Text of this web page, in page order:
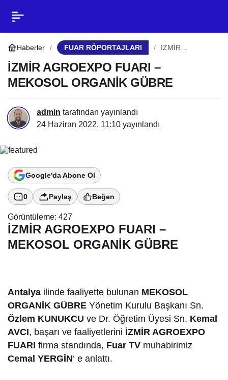
Haberler FUAR RÖPORTAJLARI
İZMİR
ORGANİK
GÜBRE
İZMİR AGROEXPO FUARI –
MEKOSOL ORGANİK GÜBRE
admin tarafından yayınlandı
24 Haziran 2022, 11:10 yayınlandı
Google'da Abone Ol
0 Paylaş Beğen
Görüntüleme: 427
İZMİR AGROEXPO FUARI –
MEKOSOL ORGANİK GÜBRE
Antalya ilinde faaliyette bulunan MEKOSOL
ORGANİK GÜBRE Yönetim Kurulu Başkanı Sn.
Özlem KUNUKCU ve Dr. Öğretim Üyesi Sn. Kemal
AVCI, başarı ve faaliyetlerini İZMİR AGROEXPO
FUARI firma standında, Fuar TV muhabirimiz
Cemal YERGİN‘ e anlattı.
İZMİR AGROEXPO FUARI
– MEKOSOL ORGANİK
GÜBRE